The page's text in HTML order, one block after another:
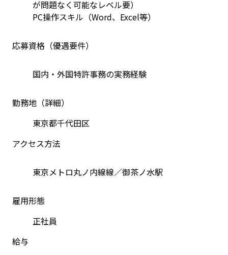
が問題なく可能なレベル要）
PC操作スキル（Word、Excel等）
応募資格（優遇要件）
国内・外国特許事務の実務経験
勤務地（詳細）
東京都千代田区
アクセス方法
東京メトロ丸ノ内線線／御茶ノ水駅
雇用形態
正社員
給与